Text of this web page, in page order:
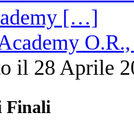
il 28 Aprile
Finali